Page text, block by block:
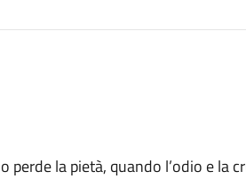
perde la pietà, quando l’odio e la